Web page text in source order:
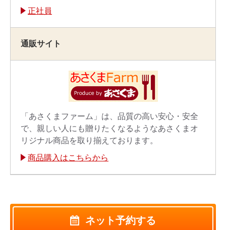
正社員
通販サイト
「あさくまファーム」は、品質の高い安心・安全
で、親しい人にも贈りたくなるようなあさくまオ
リジナル商品を取り揃えております。
商品購入はこちらから
ネット予約する